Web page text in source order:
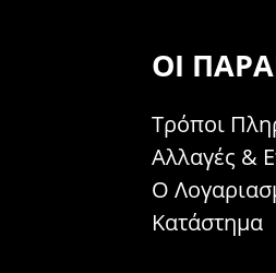
ΟΙ
Τρόποι
Αλλαγές &
Ο
Κατάστημα